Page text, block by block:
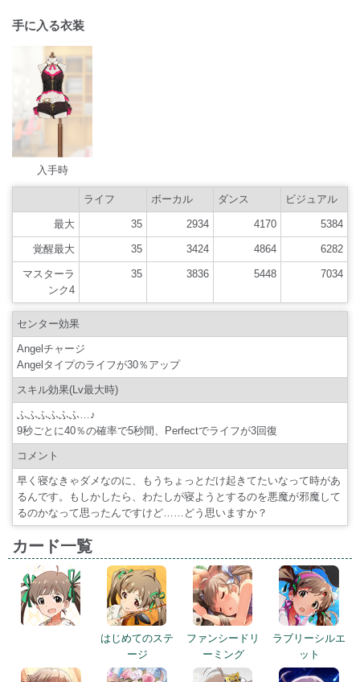
手に入る衣装
入手時
ライフ ボーカル ダンス ビジュアル
最大 35 2934 4170 5384
覚醒最大 35 3424 4864 6282
マスターラ
ンク4
35 3836 5448 7034
センター効果
Angelチャージ
Angelタイプのライフが30％アップ
スキル効果(Lv最大時)
ふふふふふふ…♪
9秒ごとに40％の確率で5秒間、Perfectでライフが3回復
コメント
早く寝なきゃダメなのに、もうちょっとだけ起きてたいなって時があ
るんです。もしかしたら、わたしが寝ようとするのを悪魔が邪魔して
るのかなって思ったんですけど……どう思いますか？
カード一覧
はじめてのステ
ージ
ファンシードリ
ーミング
ラブリーシルエ
ット